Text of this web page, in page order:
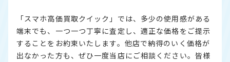
「スマホ高価買取クイック」では、多少の使用感がある
端末でも、一つ一つ丁寧に査定し、適正な価格をご提示
することをお約束いたします。他店で納得のいく価格が
出なかった方も、ぜひ一度当店にご相談ください。皆様